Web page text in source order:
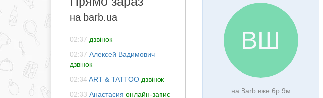
на barb.ua
02:37 дзвінок
02:37 Алексей Вадимович
дзвінок
02:34 ART & TATTOO дзвінок
02:33 Анастасия онлайн-запис
ВШ
на Barb вже 6р 9м